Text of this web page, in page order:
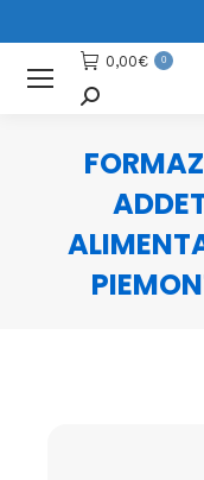
0,00€ 0
Cerca